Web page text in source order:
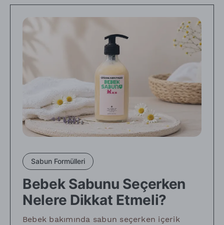
Sabun Formülleri
Bebek Sabunu Seçerken
Nelere Dikkat Etmeli?
Bebek bakımında sabun seçerken içerik